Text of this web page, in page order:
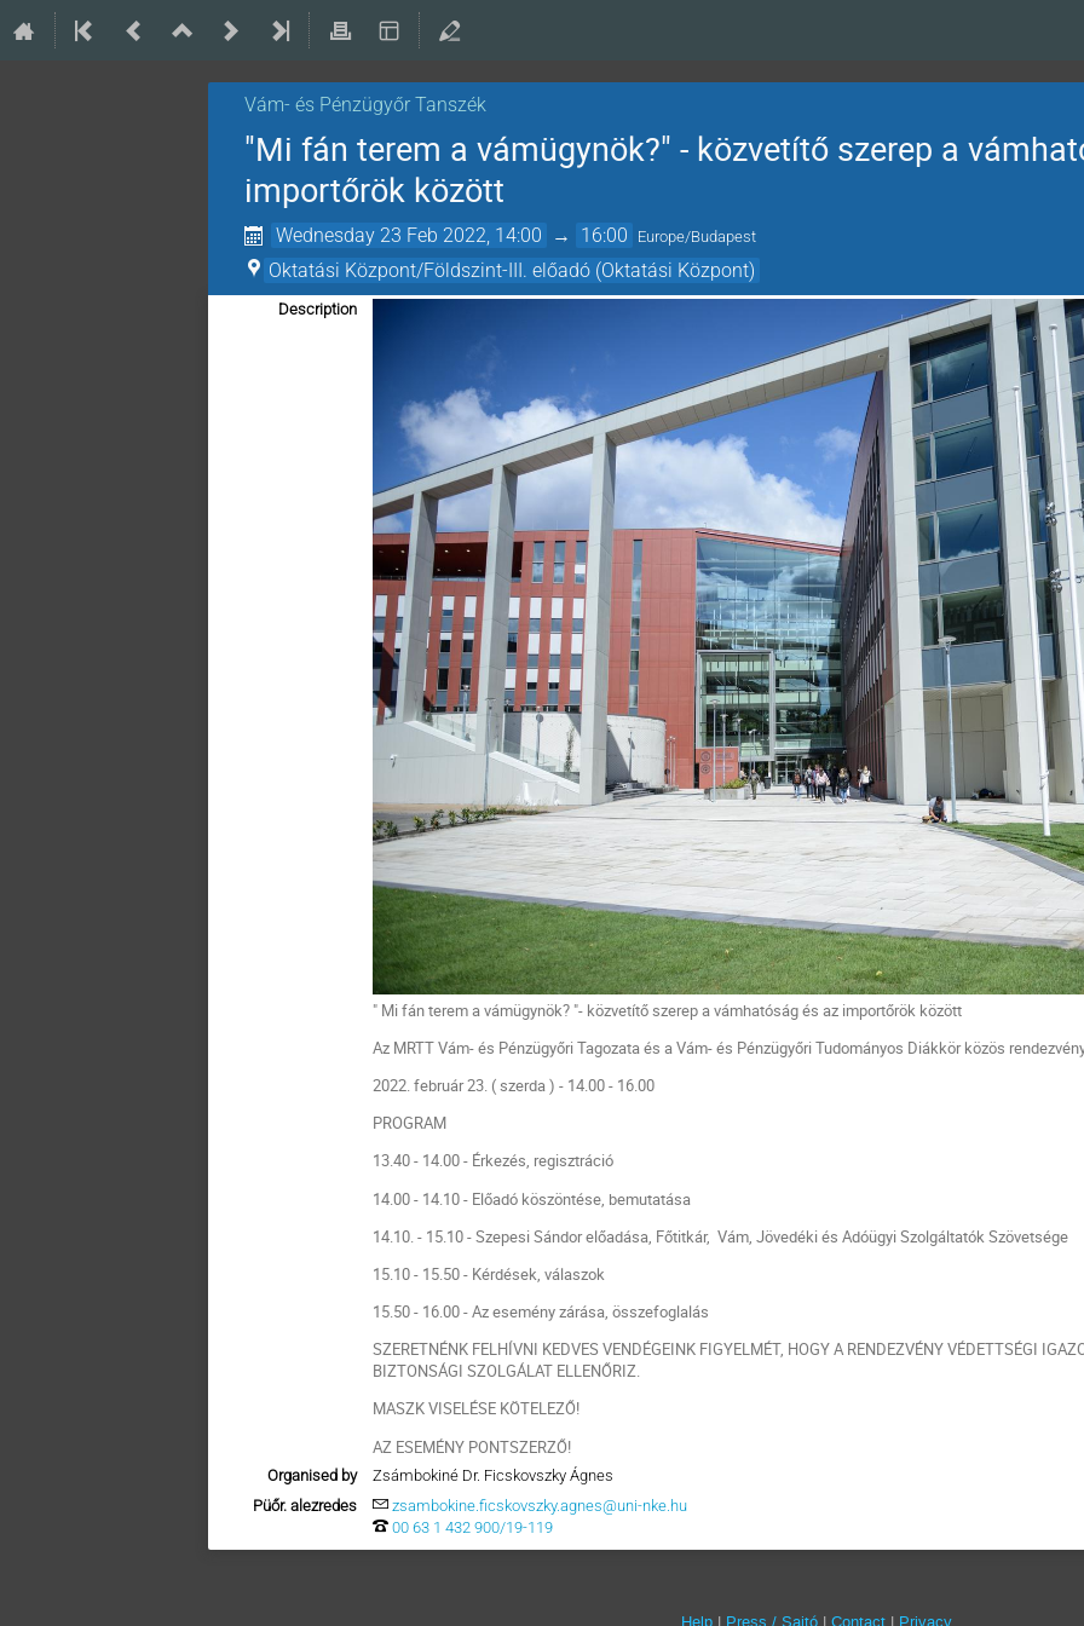
Vám- és Pénzügyőr Tanszék
"Mi fán terem a vámügynök?" - közvetítő szerep a
importőrök között
Wednesday 23 Feb 2022, 14:00 → 16:00 Europe/Budapest
Oktatási Központ/Földszint-III. előadó (Oktatási Központ)
Description
" Mi fán terem a vámügynök? "- közvetítő szerep a vámhatóság és az importőrök között
Az MRTT Vám- és Pénzügyőri Tagozata és a Vám- és Pénzügyőri Tudományos Diákkör közös
2022. február 23. ( szerda ) - 14.00 - 16.00
PROGRAM
13.40 - 14.00 - Érkezés, regisztráció
14.00 - 14.10 - Előadó köszöntése, bemutatása
14.10. - 15.10 - Szepesi Sándor előadása, Főtitkár, Vám, Jövedéki és Adóügyi Szolgáltatók Szövetsége
15.10 - 15.50 - Kérdések, válaszok
15.50 - 16.00 - Az esemény zárása, összefoglalás
SZERETNÉNK FELHÍVNI KEDVES VENDÉGEINK FIGYELMÉT, HOGY A RENDEZVÉNY VÉDETTSÉGI
BIZTONSÁGI SZOLGÁLAT ELLENŐRIZ.
MASZK VISELÉSE KÖTELEZŐ!
AZ ESEMÉNY PONTSZERZŐ!
Organised by
Zsámbokiné Dr. Ficskovszky Ágnes
Püőr. alezredes
zsambokine.ficskovszky.agnes@uni-nke.hu
00 63 1 432 900/19-119